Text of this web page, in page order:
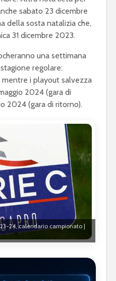
sabato 23 dicembre
della sosta natalizia che,
31 dicembre 2023.
una settimana
regolare:
i playout salvezza
2024 (gara di
2024 (gara di ritorno).
24, calendario campionato |